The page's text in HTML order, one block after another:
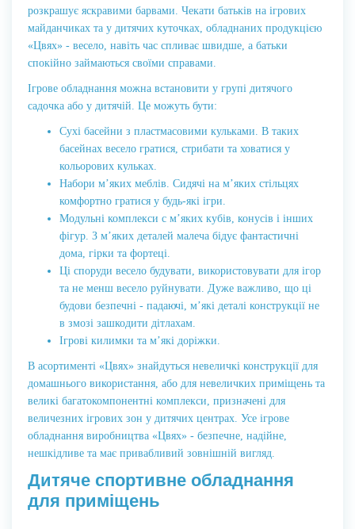
розкрашує яскравими барвами. Чекати батьків на ігрових
майданчиках та у дитячих куточках, обладнаних продукцією
«Цвях» - весело, навіть час спливає швидше, а батьки
спокійно займаються своїми справами.
Ігрове обладнання можна встановити у групі дитячого
садочка або у дитячій. Це можуть бути:
Сухі басейни з пластмасовими кульками. В таких
басейнах весело гратися, стрибати та ховатися у
кольорових кульках.
Набори м’яких меблів. Сидячі на м’яких стільцях
комфортно гратися у будь-які ігри.
Модульні комплекси с м’яких кубів, конусів і інших
фігур. З м’яких деталей малеча бідує фантастичні
дома, гірки та фортеці.
Ці споруди весело будувати, використовувати для ігор
та не менш весело руйнувати. Дуже важливо, що ці
будови безпечні - падаючі, м’які деталі конструкції не
в змозі зашкодити дітлахам.
Ігрові килимки та м’які доріжки.
В асортименті «Цвях» знайдуться невеличкі конструкції для
домашнього використання, або для невеличких приміщень та
великі багатокомпонентні комплекси, призначені для
величезних ігрових зон у дитячих центрах. Усе ігрове
обладнання виробництва «Цвях» - безпечне, надійне,
нешкідливе та має привабливий зовнішній вигляд.
Дитяче спортивне обладнання
для приміщень